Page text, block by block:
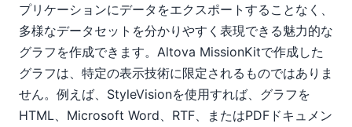
プリケーションにデータをエクスポートすることなく、
多様なデータセットを分かりやすく表現できる魅力的な
グラフを作成できます。Altova MissionKitで作成した
グラフは、特定の表示技術に限定されるものではありま
せん。例えば、StyleVisionを使用すれば、グラフを
HTML、Microsoft Word、RTF、またはPDFドキュメン